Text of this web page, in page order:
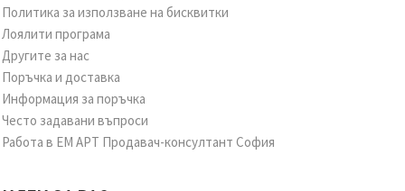
Политика за използване на бисквитки
Лоялити програма
Другите за нас
Поръчка и доставка
Информация за поръчка
Често задавани въпроси
Работа в ЕМ АРТ Продавач-консултант София